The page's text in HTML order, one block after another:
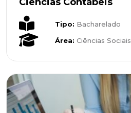
Tipo: Bacharelado
Área:Ciências Sociais